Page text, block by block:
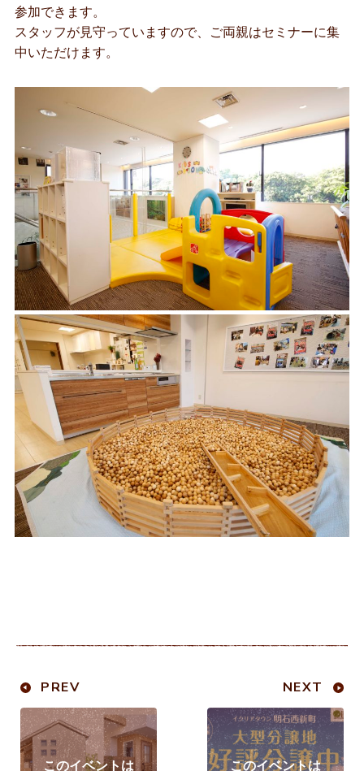
参加できます。
スタッフが見守っていますので、ご両親はセミナーに集
中いただけます。
PREV NEXT